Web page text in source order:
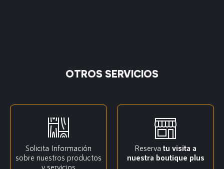
OTROS SERVICIOS
Solicita Información
sobre nuestros productos
y servicios
Reserva tu visita a
nuestra boutique plus